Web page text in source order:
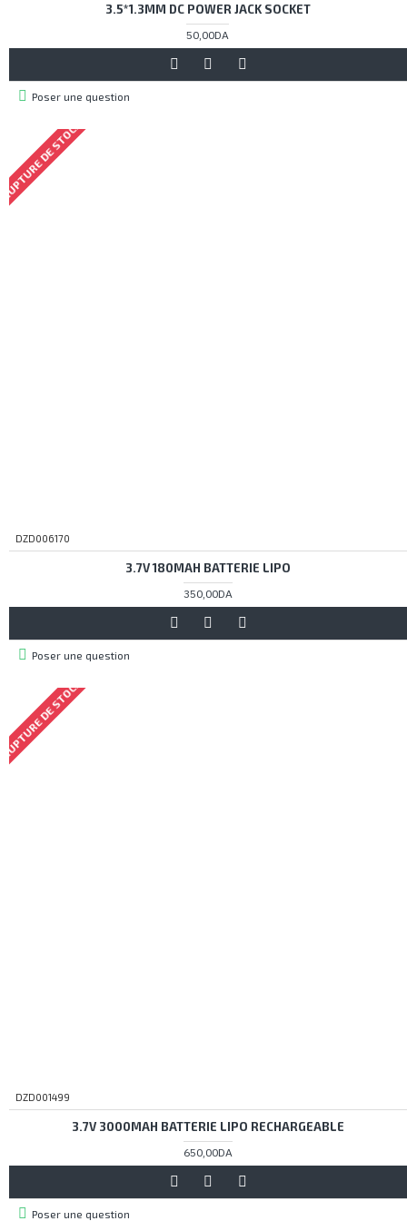
3.5*1.3MM DC POWER JACK SOCKET
50,00DA
Poser une question
DE STOCK
DZD006170
3.7V 180MAH BATTERIE LIPO
350,00DA
Poser une question
DE STOCK
DZD001499
3.7V 3000MAH BATTERIE LIPO RECHARGEABLE
650,00DA
Poser une question